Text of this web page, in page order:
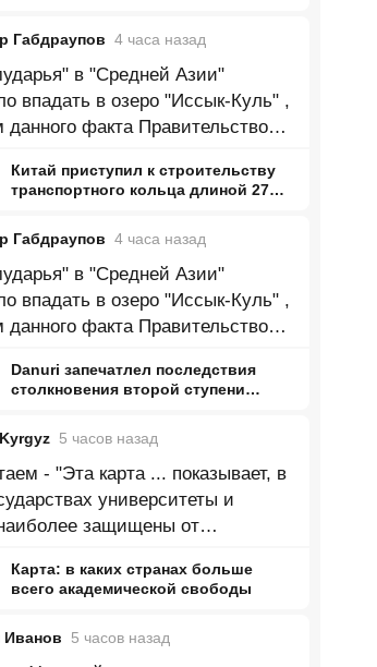
Габдраупов 4 часа назад
в "Средней Азии"
впадать в озеро "Иссык-Куль" ,
данного факта Правительство
Китай приступил к строительству
транспортного кольца длиной 27
Габдраупов 4 часа назад
в "Средней Азии"
впадать в озеро "Иссык-Куль" ,
данного факта Правительство
Danuri запечатлел последствия
столкновения второй ступени
5 часов назад
- "Эта карта ... показывает, в
университеты и
защищены от
Карта: в каких странах больше
всего академической свободы
Иванов 5 часов назад